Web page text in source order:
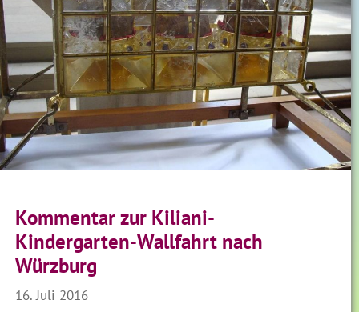
Kommentar zur Kiliani-
Kindergarten-Wallfahrt nach
Würzburg
16. Juli 2016